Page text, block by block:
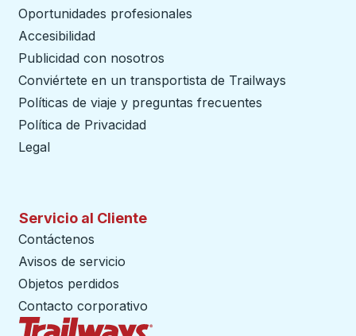
Oportunidades profesionales
Accesibilidad
Publicidad con nosotros
Conviértete en un transportista de Trailways
Políticas de viaje y preguntas frecuentes
Política de Privacidad
Legal
Servicio al Cliente
Contáctenos
Avisos de servicio
Objetos perdidos
Contacto corporativo